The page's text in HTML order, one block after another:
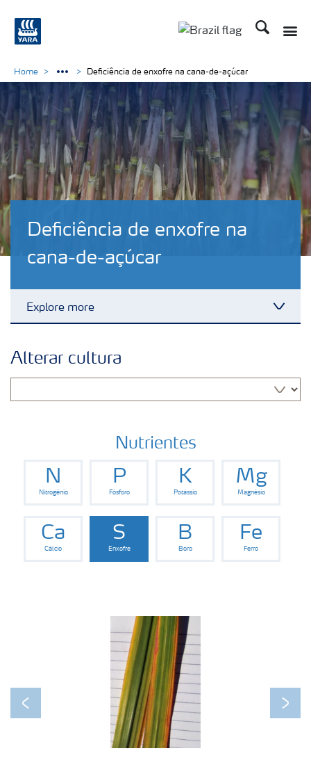
Busca
Deficiência de enxofre na
cana-de-açúcar
Explore more
Manuseio de produtos
Soluções Digitais
Momento Yara | Milho
Home Deficiência de enxofre na cana-de-açúcar
Alterar cultura
Nutrientes
N
Nitrogênio
P
Fósforo
K
Potássio
Mg
Magnésio
Ca
Cálcio
S
Enxofre
B
Boro
Fe
Ferro
Previous Next